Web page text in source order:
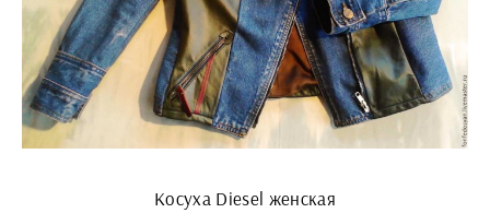
Косуха Diesel женская